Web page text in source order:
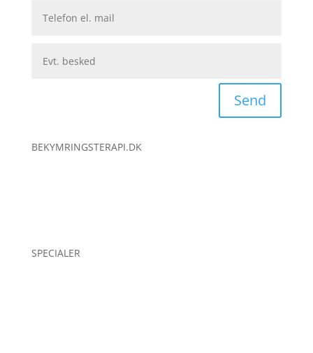
Send
BEKYMRINGSTERAPI.DK
SPECIALER